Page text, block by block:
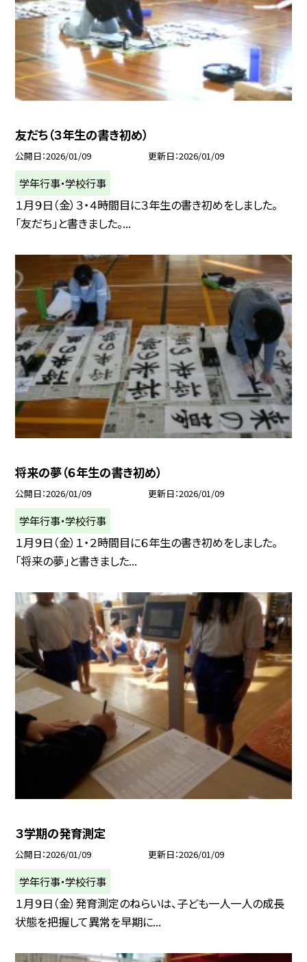
友だち（３年生の書き初め）
公開日 2026/01/09 更新日 2026/01/09
学年行事・学校行事
１月９日（金）３・４時間目に３年生の書き初めをしました。
「友だち」と書きました。...
将来の夢（６年生の書き初め）
公開日 2026/01/09 更新日 2026/01/09
学年行事・学校行事
１月９日（金）１・２時間目に６年生の書き初めをしました。
「将来の夢」と書きました...
３学期の発育測定
公開日 2026/01/09 更新日 2026/01/09
学年行事・学校行事
１月９日（金）発育測定のねらいは、子ども一人一人の成長
状態を把握して異常を早期に...